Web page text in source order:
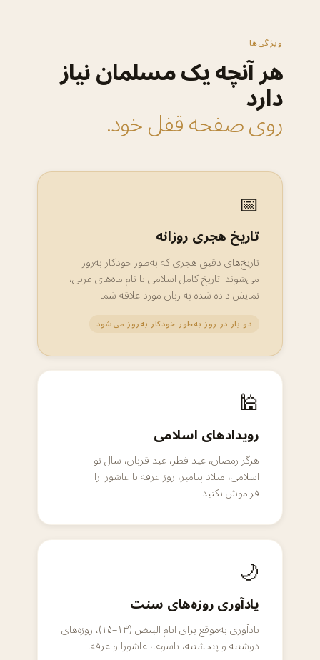
ویژگی‌ها
هر آنچه یک مسلمان نیاز
دارد
روی صفحه قفل خود.
📅
تاریخ هجری روزانه
تاریخ‌های دقیق هجری که به‌طور خودکار به‌روز
می‌شوند. تاریخ کامل اسلامی با نام ماه‌های عربی،
نمایش داده شده به زبان مورد علاقه شما.
دو بار در روز به‌طور خودکار به‌روز می‌شود
🕌
رویدادهای اسلامی
هرگز رمضان، عید فطر، عید قربان، سال نو
اسلامی، میلاد پیامبر، روز عرفه یا عاشورا را
فراموش نکنید.
🌙
یادآوری روزه‌های سنت
یادآوری به‌موقع برای ایام البیض (۱۳–۱۵)، روزه‌های
دوشنبه و پنجشنبه، تاسوعا، عاشورا و عرفه.